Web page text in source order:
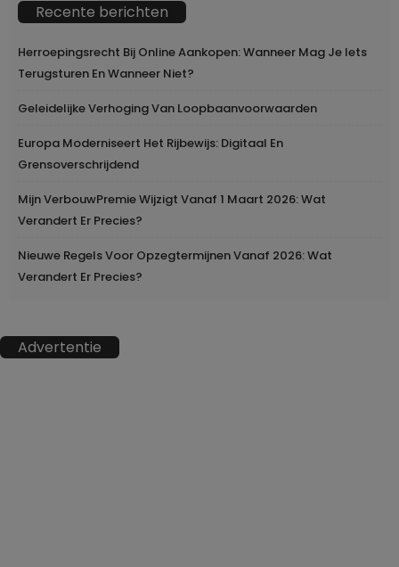
Recente berichten
Herroepingsrecht Bij Online Aankopen: Wanneer Mag Je Iets
Terugsturen En Wanneer Niet?
Geleidelijke Verhoging Van Loopbaanvoorwaarden
Europa Moderniseert Het Rijbewijs: Digitaal En
Grensoverschrijdend
Mijn VerbouwPremie Wijzigt Vanaf 1 Maart 2026: Wat
Verandert Er Precies?
Nieuwe Regels Voor Opzegtermijnen Vanaf 2026: Wat
Verandert Er Precies?
Advertentie